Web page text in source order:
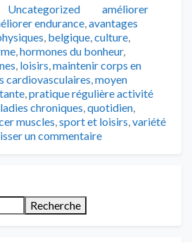
Catégories
Uncategorized Tags
améliorer
endurance,avantages
, belgique,culture,
,hormones du bonheur,
, loisirs,maintenir corps en
cardiovasculaires,moyen
,pratique régulière activité
chroniques,quotidien,
muscles,sport et loisirs,variété
un commentaire
Recherche